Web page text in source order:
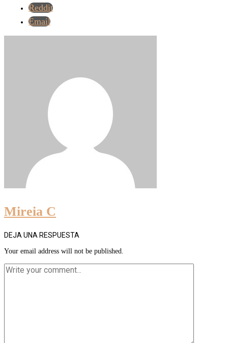
Reddit
Email
Mireia C
DEJA UNA RESPUESTA
Your email address will not be published.